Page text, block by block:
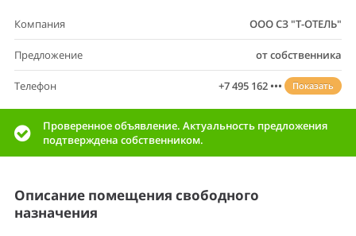
Компания ООО СЗ "Т-ОТЕЛЬ"
Предложение от собственника
Телефон +7 495 162 ••• Показать
Проверенное объявление. Актуальность предложения
подтверждена собственником.
Описание помещения свободного
назначения